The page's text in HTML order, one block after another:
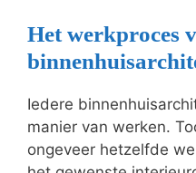
Het werkproces
Iedere
manier van werken.
ongeveer hetzelfde